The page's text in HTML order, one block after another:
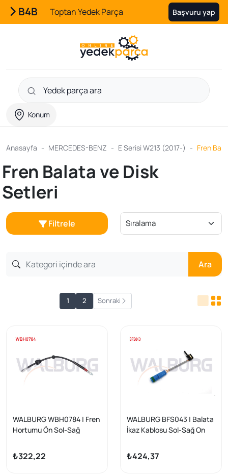
B4B Toptan Yedek Parça Başvuru yap
Konum
Anasayfa MERCEDES-BENZ E Serisi W213 (2017-) Fren
Fren Balata ve Disk
Setleri
Filtrele
Ara
1 2 Sonraki
WALBURG WBH0784 | Fren
Hortumu Ön Sol-Sağ
(X253) 2015-| 2 Adet
₺322,22
WALBURG BFS043 | Balata
İkaz Kablosu Sol-Sağ On
(W222,V222,X222) / Sl
(R231) 2013-| 10 Adet
₺424,37